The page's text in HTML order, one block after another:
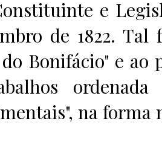
e
de 1822.
Bonifácio" e
na forma